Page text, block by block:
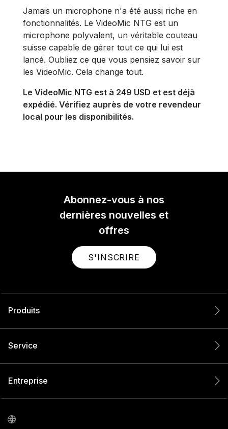
Jamais un microphone n'a été aussi riche en
fonctionnalités. Le VideoMic NTG est un
microphone polyvalent, un véritable couteau
suisse capable de gérer tout ce qui lui est
lancé. Oubliez ce que vous pensiez savoir sur
les VideoMic. Cela change tout.
Le VideoMic NTG est à 249 USD et est déjà
expédié. Vérifiez auprès de votre revendeur
local pour les disponibilités.
Abonnez-vous à nos
dernières nouvelles et
offres
S'INSCRIRE
Produits
Service
Entreprise